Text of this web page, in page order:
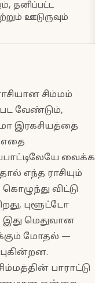
தனிப்பட்ட
ஊடுருவும்
சிம்மம்
வேண்டும்,
இரகசியத்தை
எதை
வைக்க
எந்த ராசியும்
விட்டு
புளூட்டோ
மெதுவான
மோதல் —
பாராட்டு